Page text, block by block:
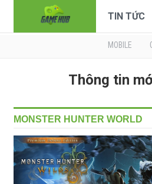
TIN TỨC
MOBILE
Thông tin
MONSTER HUNTER WORLD